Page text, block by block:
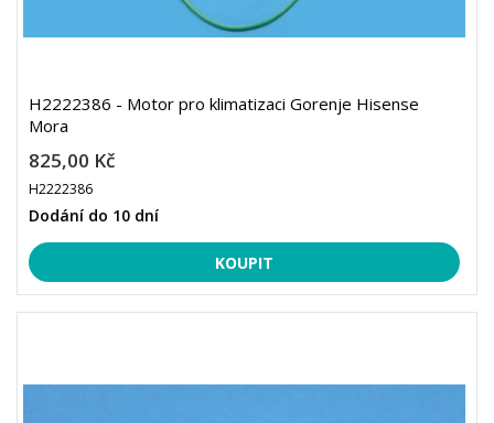
H2222386 - Motor pro klimatizaci Gorenje Hisense
Mora
825,00 Kč
H2222386
Dodání do 10 dní